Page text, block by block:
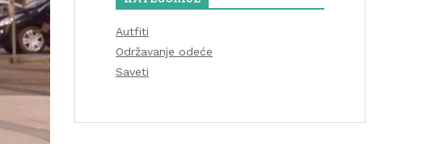
Autfiti
Održavanje odeće
Saveti